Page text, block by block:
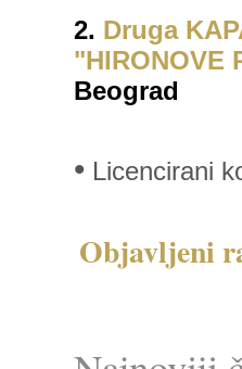
2. Druga
"HIRONOVE
Beograd
• Licencirani
Objavljeni